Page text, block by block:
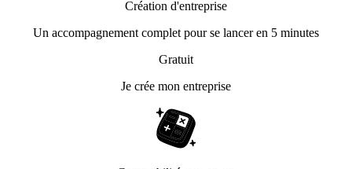
Création d'entreprise
Un accompagnement complet pour se lancer en 5 minutes
Gratuit
Je crée mon entreprise